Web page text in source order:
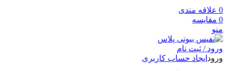
0 علاقه مندی
0 مقایسه
منو
ورود / ثبت نام
ورود ایجاد حساب کاربری